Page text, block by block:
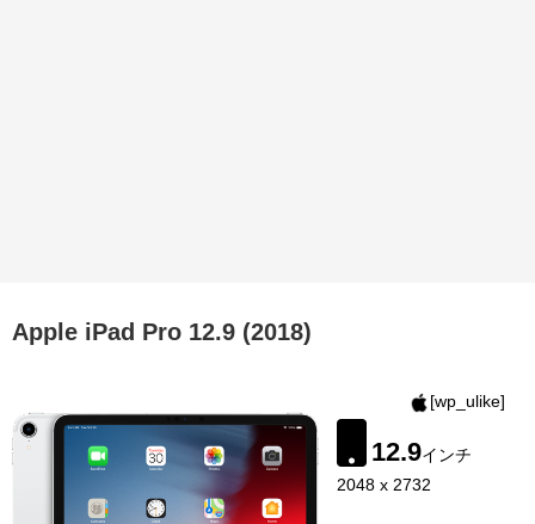
Apple iPad Pro 12.9 (2018)
[wp_ulike]
12.9インチ
2048 x 2732